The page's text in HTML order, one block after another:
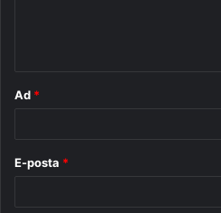
Ad *
E-posta *